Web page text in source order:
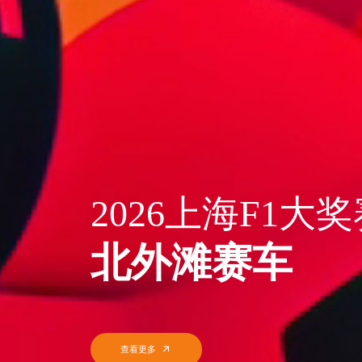
INFLATABLE
气模艺术
以空气为笔，筑造场景的无限可能